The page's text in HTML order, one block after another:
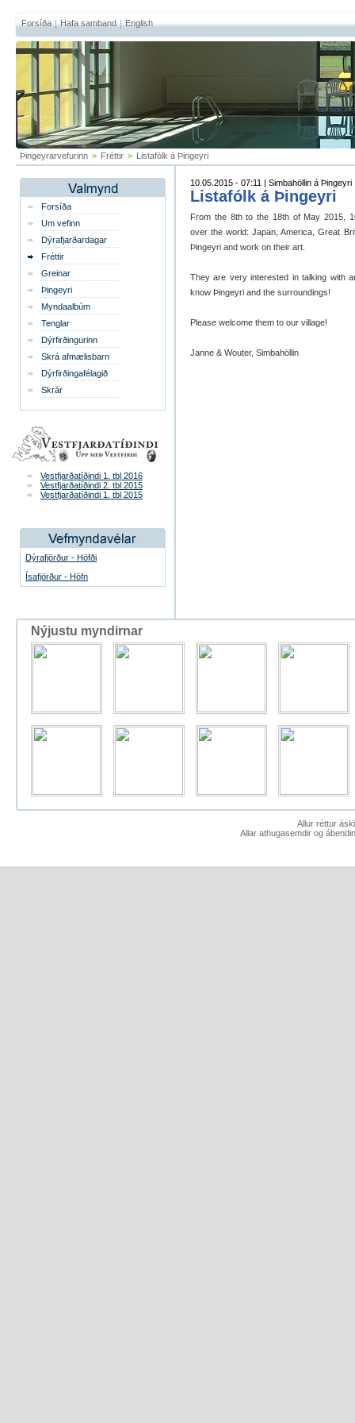
Forsíða Hafa samband English
Þingeyrarvefurinn > Fréttir > Listafólk á Þingeyri
Forsíða
Um vefinn
Dýrafjarðardagar
Fréttir
Greinar
Þingeyri
Myndaalbúm
Tenglar
Dýrfirðingurinn
Skrá afmælisbarn
Dýrfirðingafélagið
Skrár
Vestfjarðatíðindi 1. tbl 2016
Vestfjarðatíðindi 2. tbl 2015
Vestfjarðatíðindi 1. tbl 2015
Dýrafjörður - Höfði
Ísafjörður - Höfn
10.05.2015 - 07:11 | Simbahöllin á Þingeyri
Listafólk á Þingeyri
From the 8th to the 18th of May 2015,
over the world: Japan, America, Great
Þingeyri and work on their art.
They are very interested in talking with
know Þingeyri and the surroundings!
Please welcome them to our village!
Janne & Wouter, Simbahöllin
Nýjustu myndirnar
Allur réttur
Allar athugasemdir og